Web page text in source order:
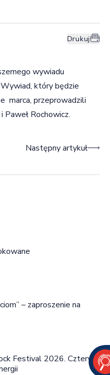
Drukuj
wywiadu
który będzie
marca, przeprowadzili
Paweł Rochowicz.
Następny artykuł
– zaproszenie na
Festival 2026. Cztery